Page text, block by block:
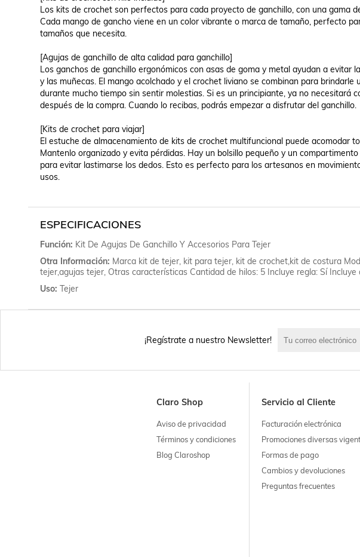
Los kits de crochet son perfectos para cada proyecto de ganchillo, con una gama
Cada mango de gancho viene en un color vibrante o marca de tamaño, perfecto
tamaños que necesita.
[Agujas de ganchillo de alta calidad para ganchillo]
Los ganchos de ganchillo ergonómicos con asas de goma y metal ayudan a evitar
y las muñecas. El mango acolchado y el crochet liviano se combinan para
durante mucho tiempo sin sentir molestias. Si es un principiante, ya no necesitará
después de la compra. Cuando lo recibas, podrás empezar a disfrutar del ganchillo.
[Kits de crochet para viajar]
El estuche de almacenamiento de kits de crochet multifuncional puede acomodar
Mantenlo organizado y evita pérdidas. Hay un bolsillo pequeño y un
para evitar lastimarse los dedos. Esto es perfecto para los artesanos en
usos.
ESPECIFICACIONES
Función Kit De Agujas De Ganchillo Y Accesorios Para Tejer
Otra Información Marca kit de tejer, kit para tejer, kit de crochet,kit de costura
tejer,agujas tejer, Otras características Cantidad de hilos: 5 Incluye regla: Sí Incluye
Uso Tejer
¡Regístrate a nuestro Newsletter!
Claro Shop
Aviso de privacidad
Términos y condiciones
Blog Claroshop
Servicio al Cliente
Facturación electrónica
Promociones diversas
Formas de pago
Cambios y devoluciones
Preguntas frecuentes